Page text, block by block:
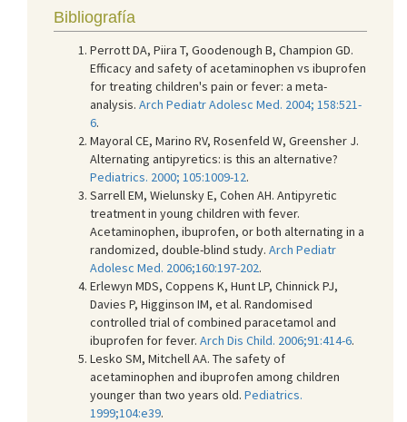
Bibliografía
Perrott DA, Piira T, Goodenough B, Champion GD.
Efficacy and safety of acetaminophen vs ibuprofen
for treating children's pain or fever: a meta-
analysis. Arch Pediatr Adolesc Med. 2004; 158:521-
6.
Mayoral CE, Marino RV, Rosenfeld W, Greensher J.
Alternating antipyretics: is this an alternative?
Pediatrics. 2000; 105:1009-12.
Sarrell EM, Wielunsky E, Cohen AH. Antipyretic
treatment in young children with fever.
Acetaminophen, ibuprofen, or both alternating in a
randomized, double-blind study. Arch Pediatr
Adolesc Med. 2006;160:197-202.
Erlewyn MDS, Coppens K, Hunt LP, Chinnick PJ,
Davies P, Higginson IM, et al. Randomised
controlled trial of combined paracetamol and
ibuprofen for fever. Arch Dis Child. 2006;91:414-6.
Lesko SM, Mitchell AA. The safety of
acetaminophen and ibuprofen among children
younger than two years old. Pediatrics.
1999;104:e39.